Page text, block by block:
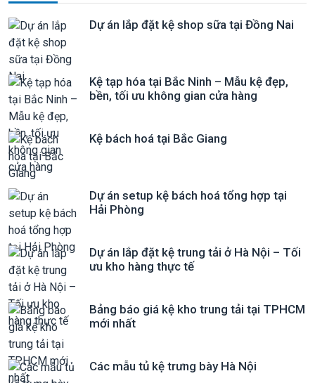
Dự án lắp đặt kệ shop sữa tại Đồng Nai
Kệ tạp hóa tại Bắc Ninh – Mẫu kệ đẹp,
bền, tối ưu không gian cửa hàng
Kệ bách hoá tại Bắc Giang
Dự án setup kệ bách hoá tổng hợp tại
Hải Phòng
Dự án lắp đặt kệ trung tải ở Hà Nội – Tối
ưu kho hàng thực tế
Bảng báo giá kệ kho trung tải tại TPHCM
mới nhất
Các mẫu tủ kệ trưng bày Hà Nội